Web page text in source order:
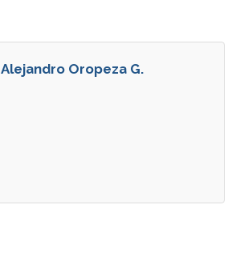
Alejandro Oropeza G.